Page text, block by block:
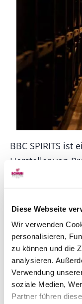
Diese Webseite
Wir verwenden
personalisieren,
zu können und die
analysieren.
Verwendung
soziale Medien,
Partner führen
BBC SPIRITS
Hersteller von
Seit 2010 pflegt
Differenzierung
Original- und
mehr als 50
nicht nur ein